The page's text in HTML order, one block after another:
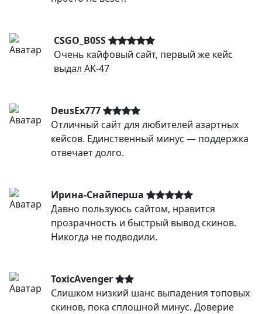
CSGO_B0SS
Очень кайфовый сайт, первый же кейс
выдал AK-47
DeusEx777
Отличный сайт для любителей азартных
кейсов. Единственный минус — поддержка
отвечает долго.
Ирина-Снайперша
Давно пользуюсь сайтом, нравится
прозрачность и быстрый вывод скинов.
Никогда не подводили.
ToxicAvenger
Слишком низкий шанс выпадения топовых
скинов, пока сплошной минус. Доверие